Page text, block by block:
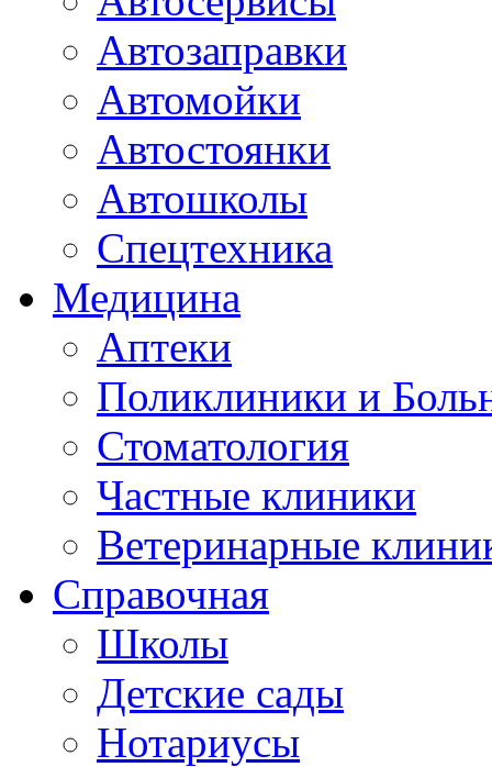
Автозаправки
Автомойки
Автостоянки
Автошколы
Спецтехника
Медицина
Аптеки
Поликлиники и
Стоматология
Частные клиники
Ветеринарные
Справочная
Школы
Детские сады
Нотариусы